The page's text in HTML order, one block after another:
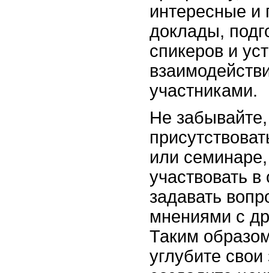
интересные и
доклады,
спикеров и
участниками.
Не
или
участвовать
задавать
мнениями с
Таким
углубите